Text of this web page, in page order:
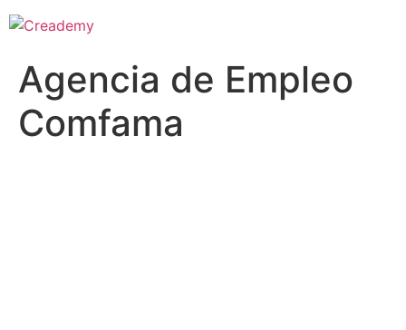
Agencia de Empleo
Comfama